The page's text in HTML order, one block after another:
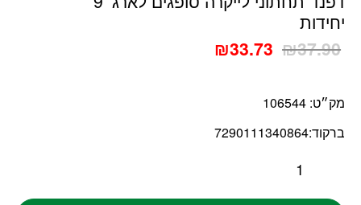
יחידות
₪37.90
₪33.73
מק״ט: 106544
ברקוד:7290111340864